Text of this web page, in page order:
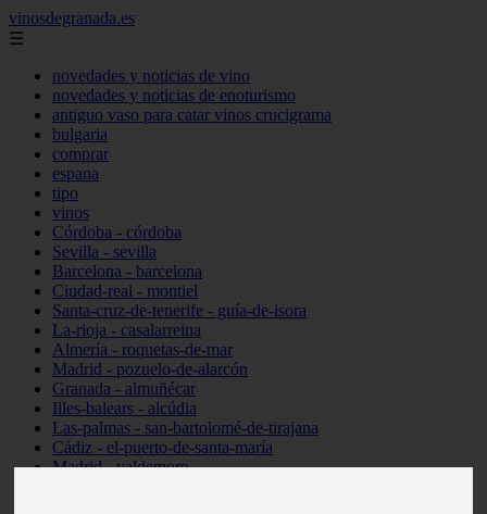
vinosdegranada.es
☰
novedades y noticias de vino
novedades y noticias de enoturismo
antiguo vaso para catar vinos crucigrama
bulgaria
comprar
espana
tipo
vinos
Córdoba - córdoba
Sevilla - sevilla
Barcelona - barcelona
Ciudad-real - montiel
Santa-cruz-de-tenerife - guía-de-isora
La-rioja - casalarreina
Almería - roquetas-de-mar
Madrid - pozuelo-de-alarcón
Granada - almuñécar
Illes-balears - alcúdia
Las-palmas - san-bartolomé-de-tirajana
Cádiz - el-puerto-de-santa-maría
Madrid - valdemoro